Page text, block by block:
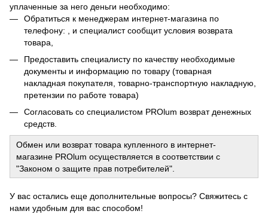
уплаченные за него деньги необходимо:
Обратиться к менеджерам интернет-магазина по
телефону: , и специалист сообщит условия возврата
товара,
Предоставить специалисту по качеству необходимые
документы и информацию по товару (товарная
накладная покупателя, товарно-транспортную накладную,
претензии по работе товара)
Согласовать со специалистом PROlum возврат денежных
средств.
Обмен или возврат товара купленного в интернет-
магазине PROlum осуществляется в соответствии с
"Законом о защите прав потребителей".
У вас остались еще дополнительные вопросы? Свяжитесь с
нами удобным для вас способом!